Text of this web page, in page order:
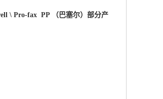
\ Pro-fax PP （巴塞尔）部分产